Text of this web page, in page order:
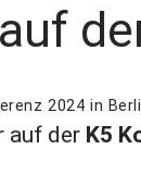
2024 in
auf der K5